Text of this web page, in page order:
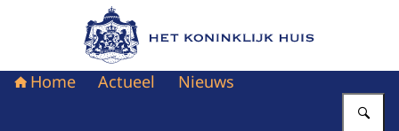
Naar de homepage van Het Koninklijk Huis
Home Actueel Nieuws